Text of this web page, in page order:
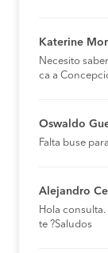
Katerine
Necesito
ca a
Oswaldo
Falta buse
Alejandro
Hola
te ?Saludos